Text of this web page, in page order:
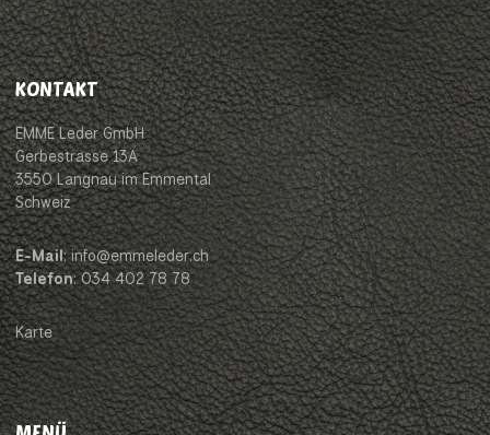
KONTAKT
EMME Leder GmbH
Gerbestrasse 13A
3550 Langnau im Emmental
Schweiz
E-Mail: info@emmeleder.ch
Telefon: 034 402 78 78
Karte